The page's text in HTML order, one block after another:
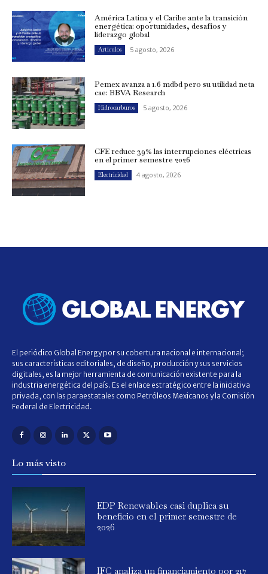
América Latina y el Caribe ante la transición
energética: oportunidades, desafíos y
liderazgo global
Artículos 5 agosto, 2026
Pemex avanza a 1.6 mdbd pero su utilidad neta
cae: BBVA Research
Hidrocarburos 5 agosto, 2026
CFE reduce 39% las interrupciones eléctricas
en el primer semestre 2026
Electricidad 4 agosto, 2026
El periódico Global Energy por su cobertura nacional e internacional;
sus características editoriales, de diseño, producción y sus servicios
digitales, es la mejor herramienta de comunicación existente para la
industria energética del país. Es el enlace estratégico entre la iniciativa
privada, con las paraestatales como Petróleos Mexicanos y la Comisión
Federal de Electricidad.
Lo más visto
EDP Renewables casi duplica su
beneficio en el primer semestre de
2026
IFC analiza un financiamiento por 217